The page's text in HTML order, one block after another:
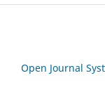
Open Journal